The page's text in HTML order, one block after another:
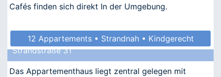
Cafés finden sich direkt In der Umgebung.
12 Appartements • Strandnah • Kindgerecht
Strandstraße 31
Das Appartementhaus liegt zentral gelegen mit